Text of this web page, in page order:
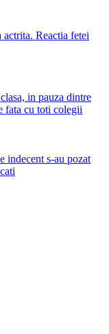
Reactia fetei
in pauza dintre
fata cu toti colegii
s-au pozat